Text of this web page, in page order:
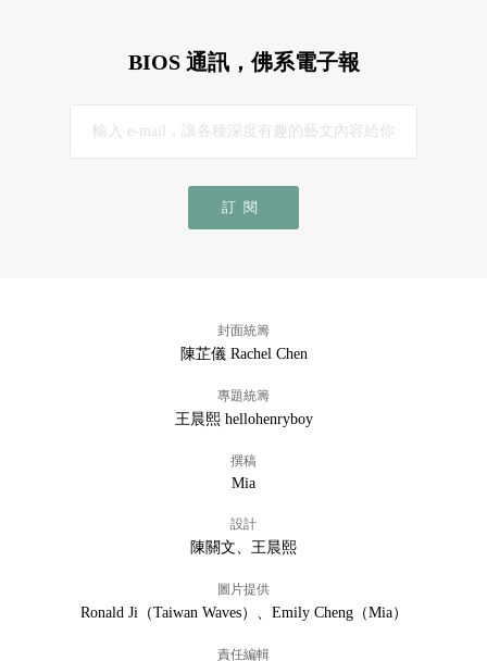
BIOS 通訊，佛系電子報
訂閱
封面統籌
陳芷儀 Rachel Chen
專題統籌
王晨熙 hellohenryboy
撰稿
Mia
設計
陳關文、王晨熙
圖片提供
Ronald Ji（Taiwan Waves）、Emily Cheng（Mia）
責任編輯